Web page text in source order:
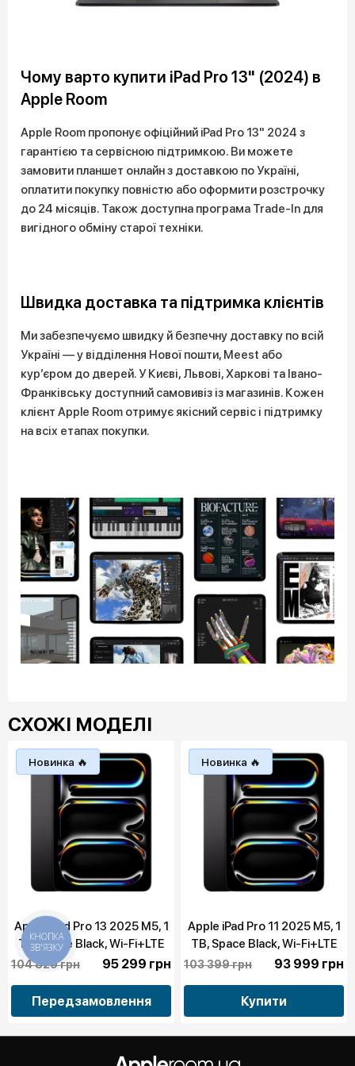
Чому варто купити iPad Pro 13" (2024) в
Apple Room
Apple Room пропонує офіційний iPad Pro 13" 2024 з
гарантією та сервісною підтримкою. Ви можете
замовити планшет онлайн з доставкою по Україні,
оплатити покупку повністю або оформити розстрочку
до 24 місяців. Також доступна програма Trade-In для
вигідного обміну старої техніки.
Швидка доставка та підтримка клієнтів
Ми забезпечуємо швидку й безпечну доставку по всій
Україні — у відділення Нової пошти, Meest або
кур’єром до дверей. У Києві, Львові, Харкові та Івано-
Франківську доступний самовивіз із магазинів. Кожен
клієнт Apple Room отримує якісний сервіс і підтримку
на всіх етапах покупки.
СХОЖІ МОДЕЛІ
Новинка 🔥
Apple iPad Pro 13 2025 M5, 1
TB, Space Black, Wi-Fi+LTE
Nano-Texture Glass (ME8G4)
104 829 грн 95 299 грн
Передзамовлення
Новинка 🔥
Apple iPad Pro 11 2025 M5, 1
TB, Space Black, Wi-Fi+LTE
(ME2U4)
103 399 грн 93 999 грн
Купити
КНОПКА
ЗВ'ЯЗКУ